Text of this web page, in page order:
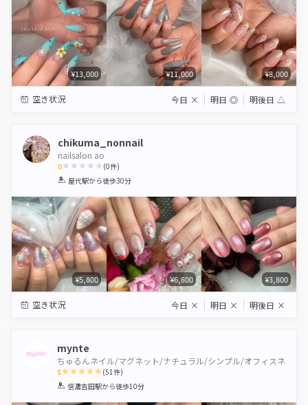
¥13,000 ¥11,000 ¥8,000
空き状況 今日 × 明日 ◎ 明後日 △
chikuma_nonnail
nailsalon ao
0
1 2 3 4 5
(0件)
屋代駅から徒歩30分
¥5,800 ¥6,800 ¥3,800
空き状況 今日 × 明日 × 明後日 ×
mynte
ちゅるんネイル/マグネット/ナチュラル/シンプル/オフィスネ
5
1 2 3 4 5
(51 件)
信濃吉田駅から徒歩10分